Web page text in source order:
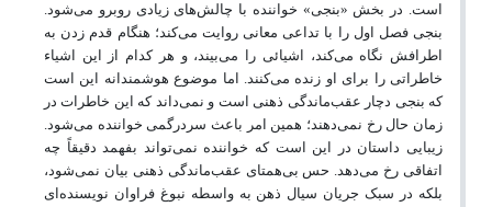
است. در ‌بخش «بنجی» خواننده با چالش‌های زیادی روبرو می‌شود.
بنجی فصل اول را با تداعی معانی روایت می‌کند؛ هنگام قدم زدن به
اطرافش نگاه می‌کند، اشیائی را می‌بیند، و هر کدام از این اشیاء
خاطراتی را برای او زنده می‌کنند. اما موضوع هوشمندانه این است
که بنجی دچار عقب‌ماندگی ذهنی است و نمی‌داند که این خاطرات در
زمان حال رخ نمی‌دهند؛ همین امر باعث سردرگمی خواننده می‌شود.
زیبایی داستان در این است که خواننده نمی‌تواند بفهمد دقیقاً چه
اتفاقی رخ می‌دهد. حس بی‌همتای عقب‌ماندگی ذهنی بیان نمی‌شود،
بلکه در سبک جریان سیال ذهن به واسطه نبوغ فراوان نویسنده‌ای